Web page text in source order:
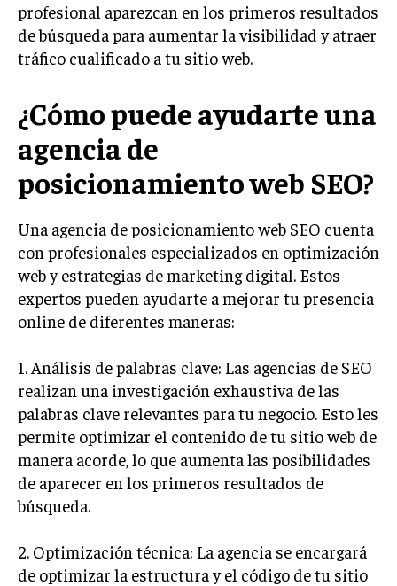
EMPRENDIMIENTO
INNOVACIÓN EMPRESARIAL
LIDERAZGO
HABILIDADES DIRECTIVAS
EMPRENDIMIENTO
FINANZAS
FINANZAS Y CONTABILIDAD
GESTIÓN DE RECURSOS FINANCIEROS
CONTABILIDAD EMPRESARIAL
ECONOMÍA EMPRESARIAL
INTERNACIONAL
NEGOCIOS INTERNACIONALES
COMERCIO INTERNACIONAL
IMPORTACIÓN Y EXPORTACIÓN
profesional aparezcan en los primeros resultados
de búsqueda para aumentar la visibilidad y atraer
tráfico cualificado a tu sitio web.
¿Cómo puede ayudarte una
agencia de
posicionamiento web SEO?
Una agencia de posicionamiento web SEO cuenta
con profesionales especializados en optimización
web y estrategias de marketing digital. Estos
expertos pueden ayudarte a mejorar tu presencia
online de diferentes maneras:
1. Análisis de palabras clave: Las agencias de SEO
realizan una investigación exhaustiva de las
palabras clave relevantes para tu negocio. Esto les
permite optimizar el contenido de tu sitio web de
manera acorde, lo que aumenta las posibilidades
de aparecer en los primeros resultados de
búsqueda.
2. Optimización técnica: La agencia se encargará
de optimizar la estructura y el código de tu sitio